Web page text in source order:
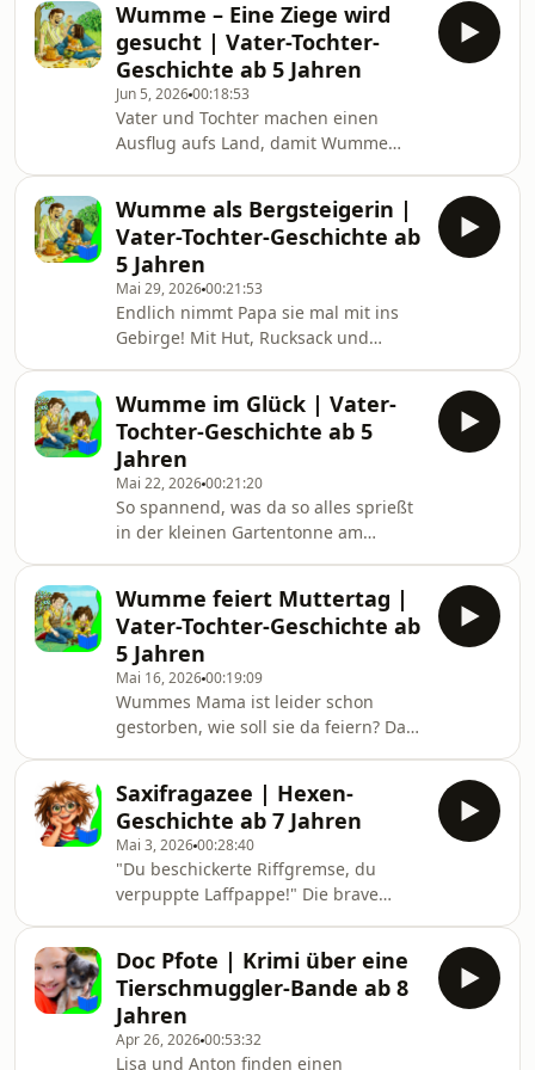
fällen lassen - und ausgerechnet
dieser Baum war der
Versammlungsplatz der Elfen. Kein
Wunder, dass einige dieser
Fabelwesen ziemlich sauer sind auf
die Neuankömmlinge. Und so
beschließen drei halbstarke Elfen,
einen Raubzug zu unternehmen. Sie
haben es auf die Schokola
Wumme – Eine Ziege wird
gesucht | Vater-Tochter-
Geschichte ab 5 Jahren
Jun 5, 202600:18:53
Vater und Tochter machen einen
Ausflug aufs Land, damit Wumme
Beispiel. Die Suche beginnt.
Wumme als Bergsteigerin |
Vater-Tochter-Geschichte ab
5 Jahren
Mai 29, 202600:21:53
Endlich nimmt Papa sie mal mit ins
Gebirge! Mit Hut, Rucksack und
es wirklich bis zum Gipfel?
Wumme im Glück | Vater-
Tochter-Geschichte ab 5
Jahren
Mai 22, 202600:21:20
So spannend, was da so alles sprießt
in der kleinen Gartentonne am
schneller, wenn Wumme dran zieht.
Wumme feiert Muttertag |
Vater-Tochter-Geschichte ab
5 Jahren
Mai 16, 202600:19:09
Wummes Mama ist leider schon
gestorben, wie soll sie da feiern? Da
wunderschönen Vater-Kind-
Familientag.
Saxifragazee | Hexen-
Geschichte ab 7 Jahren
Mai 3, 202600:28:40
"Du beschickerte Riffgremse, du
verpuppte Laffpappe!" Die brave
kennt sie das Mädchen mit den
verfilzten Strubbelhaaren und der
verschmierten Brille doch gar nicht.
Und dann dieser unaussprechliche
Doc Pfote | Krimi über eine
Tierschmuggler-Bande ab 8
Jahren
Apr 26, 202600:53:32
Lisa und Anton finden einen